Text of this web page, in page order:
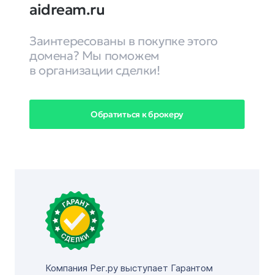
aidream.ru
Заинтересованы в покупке этого
домена? Мы поможем
в организации сделки!
Обратиться к брокеру
Компания Рег.ру выступает Гарантом